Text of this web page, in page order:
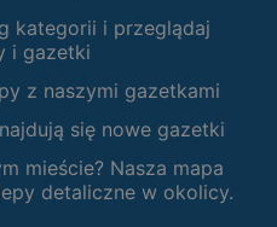
kategorii i przeglądaj
i gazetki
z naszymi gazetkami
się nowe gazetki
mieście? Nasza mapa
detaliczne w okolicy.